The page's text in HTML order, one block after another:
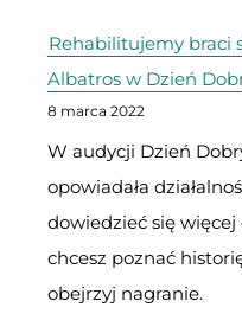
Rehabilitujemy braci
Albatros w Dzień
8 marca 2022
W audycji Dzień
opowiadała
dowiedzieć się
chcesz poznać
obejrzyj nagranie.